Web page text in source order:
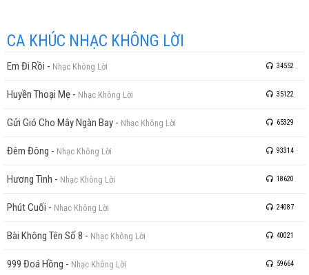
CA KHÚC NHẠC KHÔNG LỜI
Em Đi Rồi - Nhạc Không Lời 34552
Huyền Thoại Mẹ - Nhạc Không Lời 35122
Gửi Gió Cho Mây Ngàn Bay - Nhạc Không Lời 65329
Đêm Đông - Nhạc Không Lời 93314
Hương Tình - Nhạc Không Lời 18620
Phút Cuối - Nhạc Không Lời 24087
Bài Không Tên Số 8 - Nhạc Không Lời 40021
999 Đoá Hồng - Nhạc Không Lời 59664